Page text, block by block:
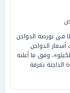
في بورصة الدواجن
الدواجن
«60 إلى 61 جنيهًا للكيلو»، وفق ما أعلنه
الداجنة بغرفة